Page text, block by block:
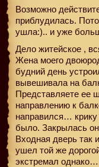
Возможно
приблудилась.
ушла:).. и уже
Дело житейское ,
Жена моего
будний день
вывешивала на
Представляете ее
направлению к
направился…
было. Закрылась
Входная дверь так
ушел той же
экстремал